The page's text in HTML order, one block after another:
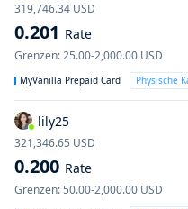
319,746.34 USD
0.201 Rate
Grenzen:25.00-2,000.00 USD
MyVanilla Prepaid Card Physische
lily25
321,346.65 USD
0.200 Rate
Grenzen:50.00-2,000.00 USD